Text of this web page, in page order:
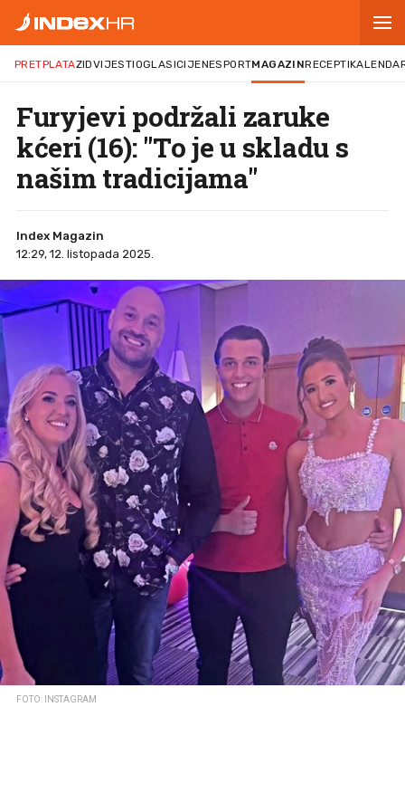
PRETPLATAZIDVIJESTIOGLASICIJENESPORTMAGAZINRECEPTI
Furyjevi podržali zaruke
kćeri (16): "To je u skladu s
našim tradicijama"
Index Magazin
12:29, 12. listopada 2025.
FOTO: INSTAGRAM